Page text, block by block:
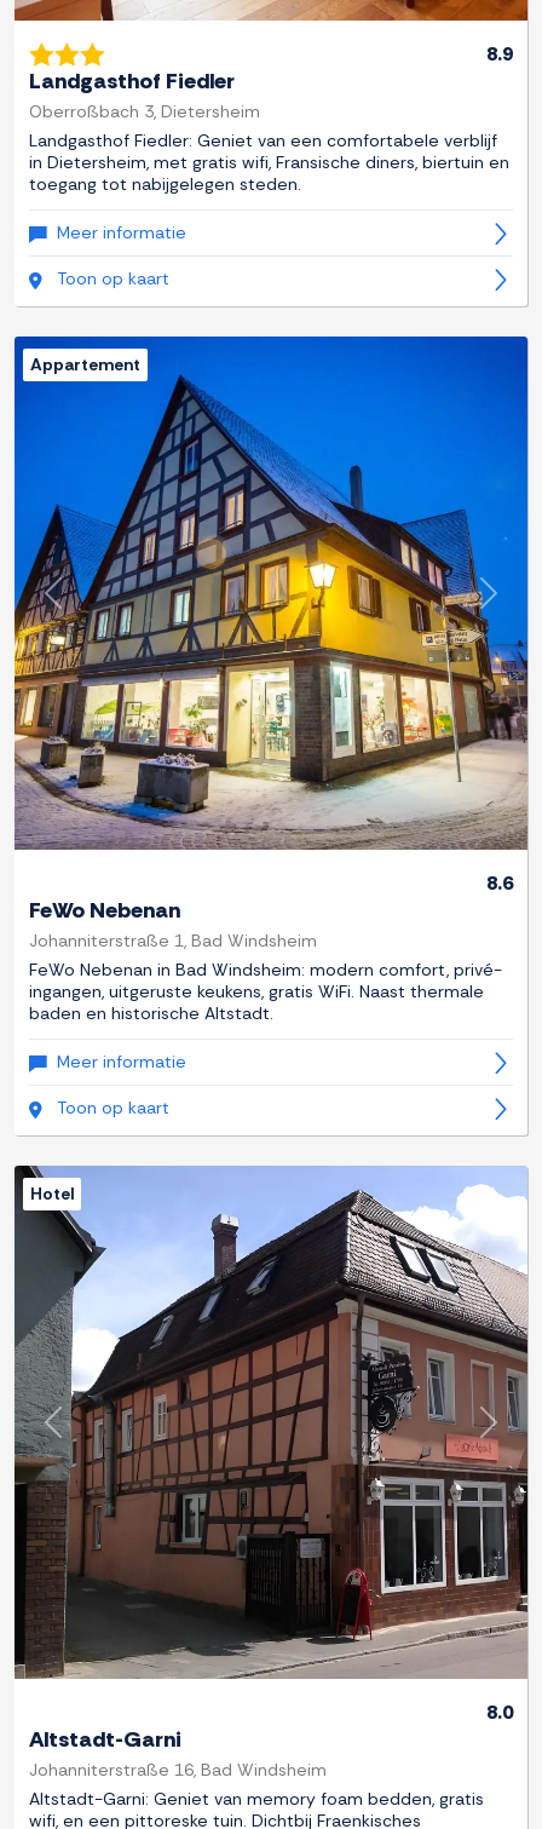
8.9
Landgasthof Fiedler
Oberroßbach 3, Dietersheim
Landgasthof Fiedler: Geniet van een comfortabele verblijf
in Dietersheim, met gratis wifi, Fransische diners, biertuin en
toegang tot nabijgelegen steden.
Meer informatie
Toon op kaart
Previous Next
Appartement
8.6
FeWo Nebenan
Johanniterstraße 1, Bad Windsheim
FeWo Nebenan in Bad Windsheim: modern comfort, privé-
ingangen, uitgeruste keukens, gratis WiFi. Naast thermale
baden en historische Altstadt.
Meer informatie
Toon op kaart
Previous Next
Hotel
8.0
Altstadt-Garni
Johanniterstraße 16, Bad Windsheim
Altstadt-Garni: Geniet van memory foam bedden, gratis
wifi, en een pittoreske tuin. Dichtbij Fraenkisches